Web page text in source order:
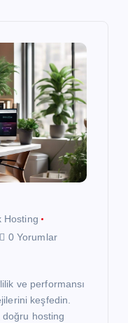
Hosting
0 Yorumlar
ve performansı
keşfedin.
doğru hosting